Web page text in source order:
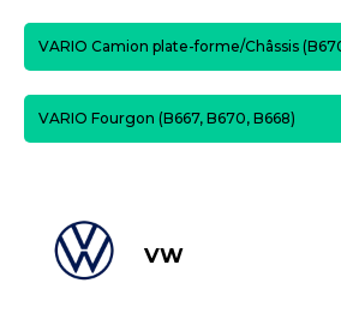
VARIO Camion plate-forme/Châssis
VARIO Fourgon (B667, B670, B668)
VW